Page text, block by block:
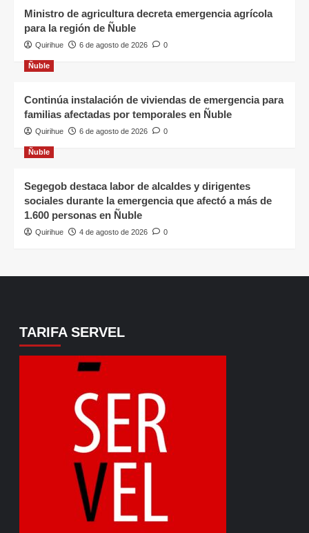
Ministro de agricultura decreta emergencia agrícola
para la región de Ñuble
Quirihue 6 de agosto de 2026 0
Ñuble
Continúa instalación de viviendas de emergencia para
familias afectadas por temporales en Ñuble
Quirihue 6 de agosto de 2026 0
Ñuble
Segegob destaca labor de alcaldes y dirigentes
sociales durante la emergencia que afectó a más de
1.600 personas en Ñuble
Quirihue 4 de agosto de 2026 0
TARIFA SERVEL